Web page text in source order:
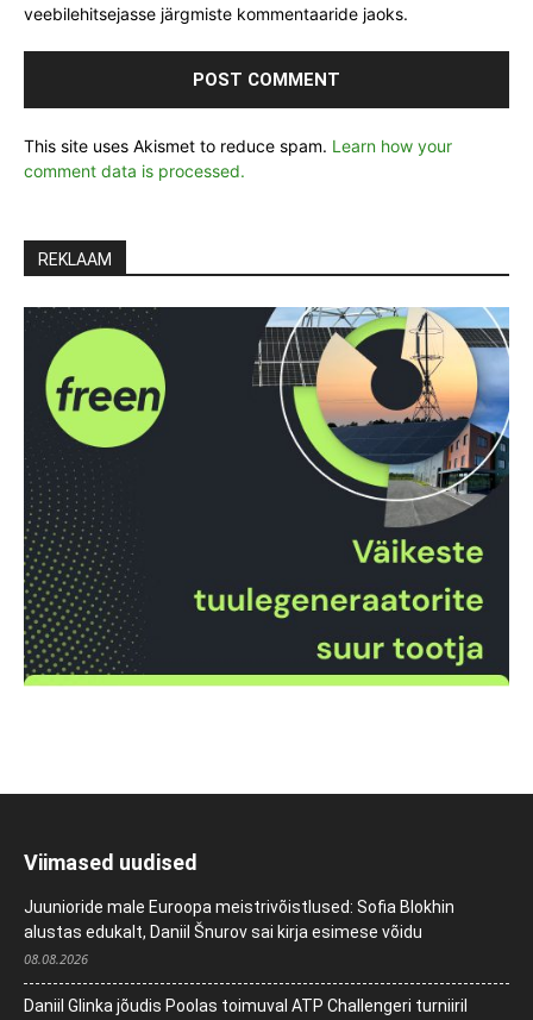
veebilehitsejasse järgmiste kommentaaride jaoks.
This site uses Akismet to reduce spam. Learn how your
comment data is processed.
REKLAAM
Viimased uudised
Juunioride male Euroopa meistrivõistlused: Sofia Blokhin
alustas edukalt, Daniil Šnurov sai kirja esimese võidu
08.08.2026
Daniil Glinka jõudis Poolas toimuval ATP Challengeri turniiril